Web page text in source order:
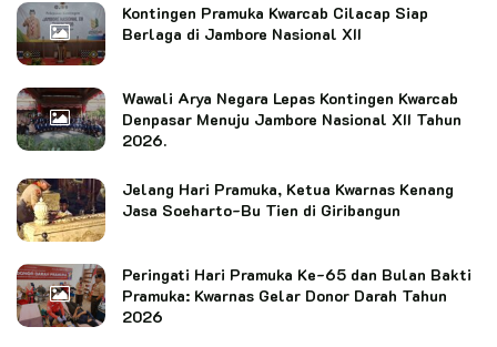
Kontingen Pramuka Kwarcab Cilacap Siap
Berlaga di Jambore Nasional XII
Wawali Arya Negara Lepas Kontingen Kwarcab
Denpasar Menuju Jambore Nasional XII Tahun
2026.
Jelang Hari Pramuka, Ketua Kwarnas Kenang
Jasa Soeharto-Bu Tien di Giribangun
Peringati Hari Pramuka Ke-65 dan Bulan Bakti
Pramuka: Kwarnas Gelar Donor Darah Tahun
2026